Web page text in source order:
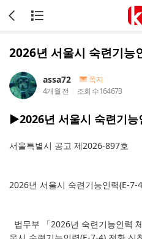
2026년 서울시 숙련기능
assa72
쪽지
4개월 전
조회 수164673
▶2026년 서울시 숙련기능
서울특별시 공고 제2026-897호
2026년 서울시 숙련기능인력(E-7-
법무부 「2026년 숙련기능인력